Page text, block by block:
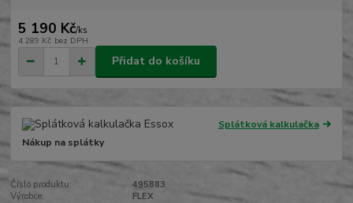
5 190 Kč/ks
4 289 Kč bez DPH
Přidat do košíku
Splátková kalkulačka
Nákup na splátky
Číslo produktu:
495883
Výrobce:
FLEX